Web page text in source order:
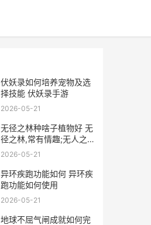
伏妖录如何培养宠物及选
择技能 伏妖录手游
2026-05-21
无径之林种啥子植物好 无
径之林,常有情趣;无人之
岸,几多惊喜
2026-05-21
异环疾跑功能如何 异环疾
跑功能如何使用
2026-05-21
地球不屈气闸成就如何完